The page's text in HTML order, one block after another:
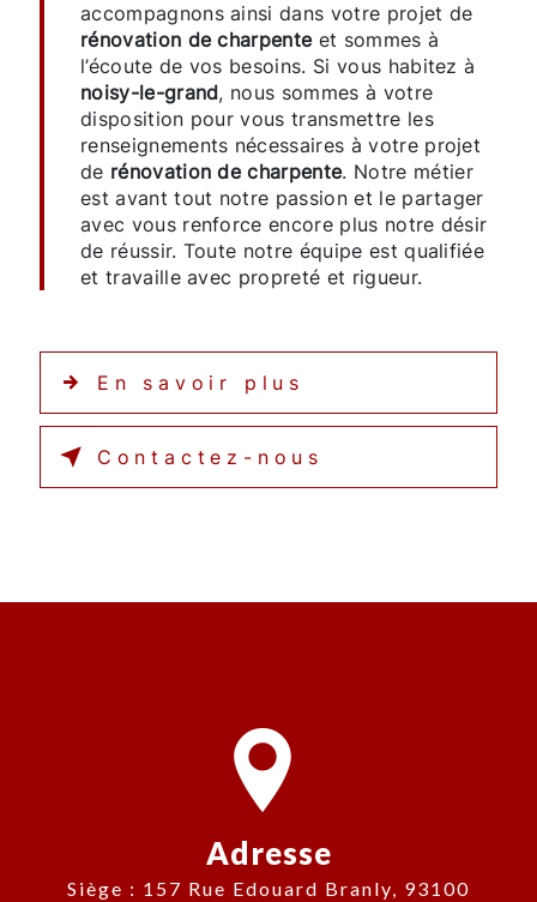
accompagnons ainsi dans votre projet de
rénovation de charpenteet sommes à
l’écoute de vos besoins. Si vous habitez à
noisy-le-grand, nous sommes à votre
disposition pour vous transmettre les
renseignements nécessaires à votre projet
de rénovation de charpente. Notre métier
est avant tout notre passion et le partager
avec vous renforce encore plus notre désir
de réussir. Toute notre équipe est qualifiée
et travaille avec propreté et rigueur.
En savoir plus
Contactez-nous
Adresse
Siège : 157 Rue Edouard Branly, 93100